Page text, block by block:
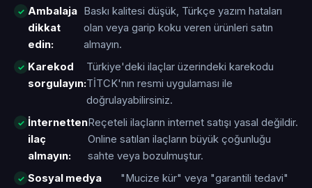
Ambalaja
dikkat
edin:
Baskı kalitesi düşük, Türkçe yazım hataları
olan veya garip koku veren ürünleri satın
almayın.
Karekod
sorgulayın:
Türkiye'deki ilaçlar üzerindeki karekodu
TİTCK'nın resmi uygulaması ile
doğrulayabilirsiniz.
İnternetten
ilaç
almayın:
Reçeteli ilaçların internet satışı yasal değildir.
Online satılan ilaçların büyük çoğunluğu
sahte veya bozulmuştur.
Sosyal medya
"Mucize kür" veya "garantili tedavi"